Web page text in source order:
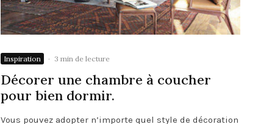
Inspiration · 3 min de lecture
Décorer une chambre à coucher
pour bien dormir.
Vous pouvez adopter n’importe quel style de décoration